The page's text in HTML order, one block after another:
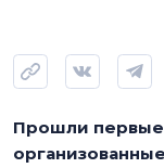
Прошли первые